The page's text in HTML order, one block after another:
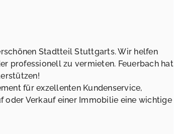
Stadtteil Stuttgarts. Wir helfen
professionell zu vermieten. Feuerbach hat
für exzellenten Kundenservice,
oder Verkauf einer Immobilie eine wichtige